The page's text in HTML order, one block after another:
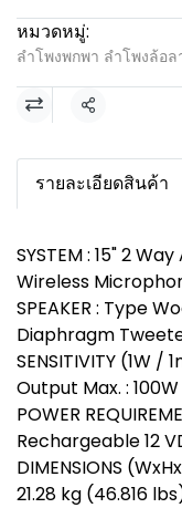
หมวดหมู่:
ลำโพงพกพา ลำโพงล้อ
แชร์
รายละเอียดสินค้า
SYSTEM : 15" 2
Wireless
SPEAKER : Type
Diaphragm
SENSITIVITY (1W /
Output Max. :
POWER
Rechargeable 12
DIMENSIONS
21.28 kg (46.816